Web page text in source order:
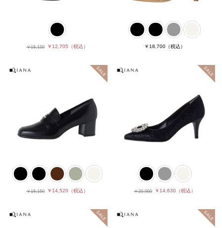
￥18,150 ￥12,705 （税込） ￥18,700（税込）
￥18,150 ￥14,520 （税込） ￥20,900 ￥14,630（税込）